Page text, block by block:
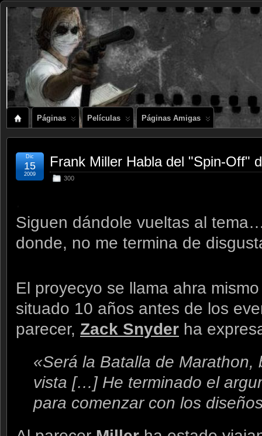
Páginas Películas Páginas Amigas
Frank Miller Habla del "Spin-Off"
300
Dic
15
2009
Siguen dándole vueltas al
donde, no me termina de
El proyecyo se llama ahra
situado 10 años antes de los
parecer, Zack Snyder ha
«Será la Batalla de Marathon,
vista […] He terminado el
para comenzar con los